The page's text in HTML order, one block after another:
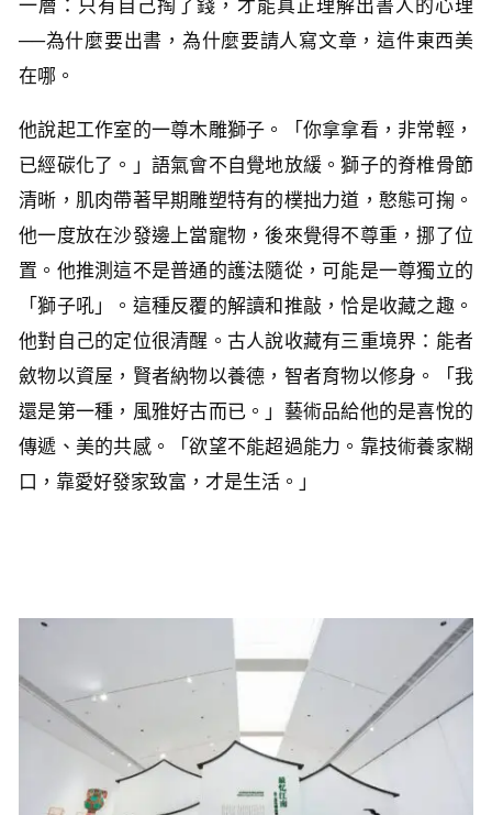
一層：只有自己掏了錢，才能真正理解出書人的心理
──為什麼要出書，為什麼要請人寫文章，這件東西美
在哪。
他說起工作室的一尊木雕獅子。「你拿拿看，非常輕，
已經碳化了。」語氣會不自覺地放緩。獅子的脊椎骨節
清晰，肌肉帶著早期雕塑特有的樸拙力道，憨態可掬。
他一度放在沙發邊上當寵物，後來覺得不尊重，挪了位
置。他推測這不是普通的護法隨從，可能是一尊獨立的
「獅子吼」。這種反覆的解讀和推敲，恰是收藏之趣。
他對自己的定位很清醒。古人說收藏有三重境界：能者
斂物以資屋，賢者納物以養德，智者育物以修身。「我
還是第一種，風雅好古而已。」藝術品給他的是喜悅的
傳遞、美的共感。「欲望不能超過能力。靠技術養家糊
口，靠愛好發家致富，才是生活。」